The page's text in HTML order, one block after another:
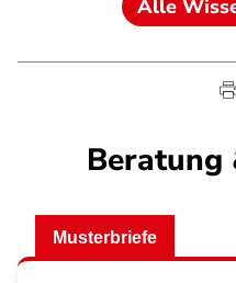
Alle
Beratung
Musterbriefe